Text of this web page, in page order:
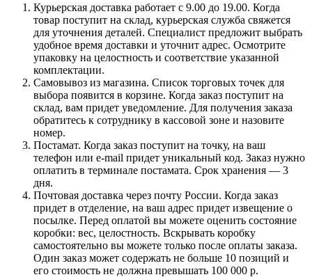
Курьерская доставка работает с 9.00 до 19.00. Когда
товар поступит на склад, курьерская служба свяжется
для уточнения деталей. Специалист предложит выбрать
удобное время доставки и уточнит адрес. Осмотрите
упаковку на целостность и соответствие указанной
комплектации.
Самовывоз из магазина. Список торговых точек для
выбора появится в корзине. Когда заказ поступит на
склад, вам придет уведомление. Для получения заказа
обратитесь к сотруднику в кассовой зоне и назовите
номер.
Постамат. Когда заказ поступит на точку, на ваш
телефон или e-mail придет уникальный код. Заказ нужно
оплатить в терминале постамата. Срок хранения — 3
дня.
Почтовая доставка через почту России. Когда заказ
придет в отделение, на ваш адрес придет извещение о
посылке. Перед оплатой вы можете оценить состояние
коробки: вес, целостность. Вскрывать коробку
самостоятельно вы можете только после оплаты заказа.
Один заказ может содержать не больше 10 позиций и
его стоимость не должна превышать 100 000 р.